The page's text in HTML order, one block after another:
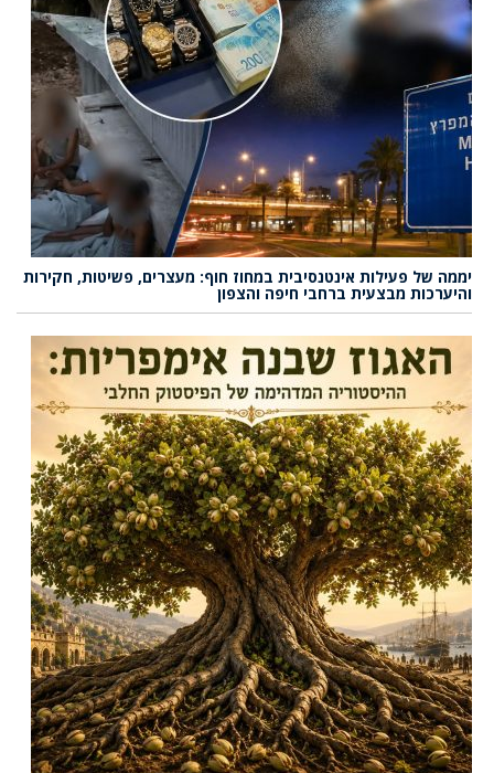
יממה של פעילות אינטנסיבית במחוז חוף: מעצרים, פשיטות, חקירות
והיערכות מבצעית ברחבי חיפה והצפון